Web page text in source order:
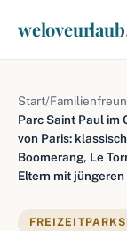
weloveurlaub
Start/
Parc Saint Paul im
von Paris:
Boomerang, Le
Eltern mit jüngeren
FREIZEITPARKS